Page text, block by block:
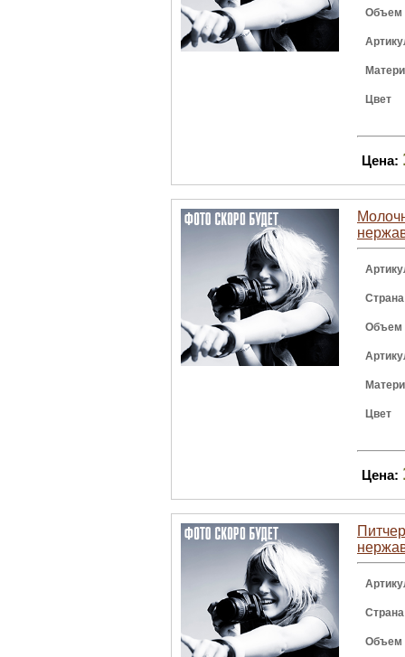
Объем
Цвет
Цена:
Объем
Цвет
Цена:
Объем